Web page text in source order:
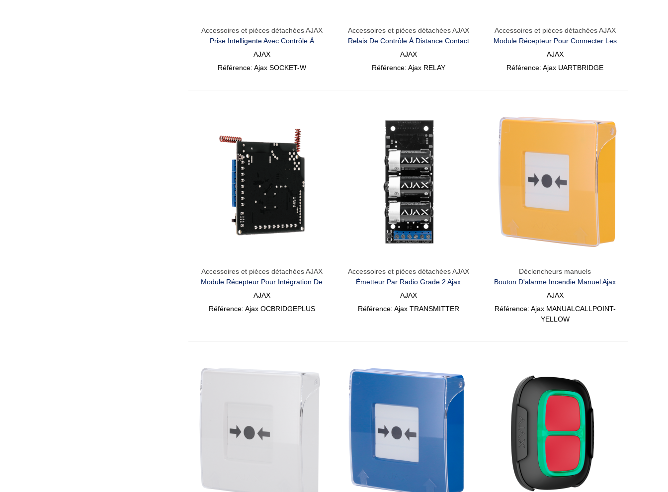
Aperçu Rapide
Accessoires et pièces détachées AJAX
Prise Intelligente Avec Contrôle À
Distance Ajax
AJAX
Référence: Ajax SOCKET-W
Aperçu Rapide
Accessoires et pièces détachées AJAX
Relais De Contrôle À Distance Contact
Sec Ajax
AJAX
Référence: Ajax RELAY
Aperçu Rapide
Accessoires et pièces détachées AJAX
Module Récepteur Pour Connecter Les
Détecteurs Ajax
AJAX
Référence: Ajax UARTBRIDGE
Aperçu Rapide
Accessoires et pièces détachées AJAX
Module Récepteur Pour Intégration De
Dispositifs Ajax
AJAX
Référence: Ajax OCBRIDGEPLUS
Aperçu Rapide
Accessoires et pièces détachées AJAX
Émetteur Par Radio Grade 2 Ajax
AJAX
Référence: Ajax TRANSMITTER
Aperçu Rapide
Déclencheurs manuels
Bouton D'alarme Incendie Manuel Ajax
AJAX
Référence: Ajax MANUALCALLPOINT-
YELLOW